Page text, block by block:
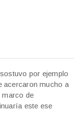
por ejemplo
acercaron mucho a
marco de
este ese